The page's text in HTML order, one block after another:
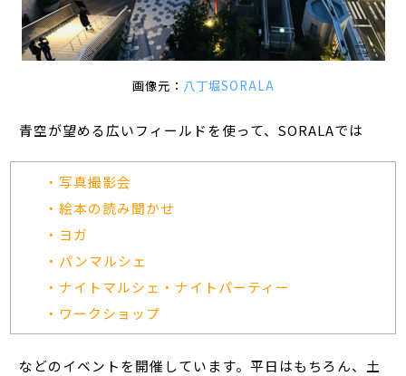
画像元： 八丁堀SORALA
青空が望める広いフィールドを使って、SORALAでは
・写真撮影会
・絵本の読み聞かせ
・ヨガ
・パンマルシェ
・ナイトマルシェ・ナイトパーティー
・ワークショップ
などのイベントを開催しています。平日はもちろん、土